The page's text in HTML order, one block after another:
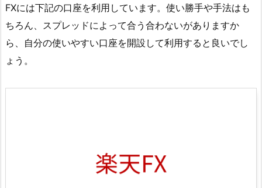
FXには下記の口座を利用しています。使い勝手や手法はも
ちろん、スプレッドによって合う合わないがありますか
ら、自分の使いやすい口座を開設して利用すると良いでし
ょう。